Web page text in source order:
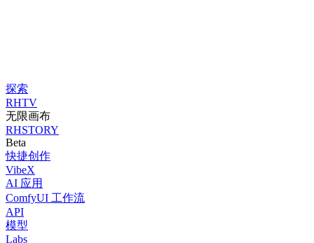
探索
RHTV
无限画布
RHSTORY
Beta
快捷创作
VibeX
AI 应用
ComfyUI 工作流
API
模型
Labs